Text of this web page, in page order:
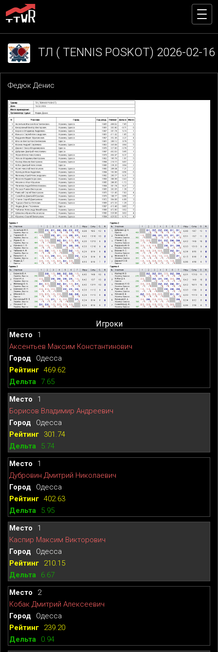
ТЛ ( TENNIS POSKOT) 2026-02-16
Федюк Денис
Игроки
1
Аксентьев Максим Константинович
Одесса
469.62
7.65
1
Борисов Владимир Андреевич
Одесса
301.74
5.74
1
Дубровин Дмитрий Николаевич
Одесса
402.63
5.95
1
Каспир Максим Викторович
Одесса
210.15
6.67
2
Кобак Дмитрий Алексеевич
Одесса
239.20
0.94